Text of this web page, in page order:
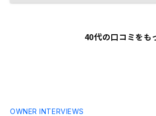
40代の口コミをも
OWNER INTERVIEWS